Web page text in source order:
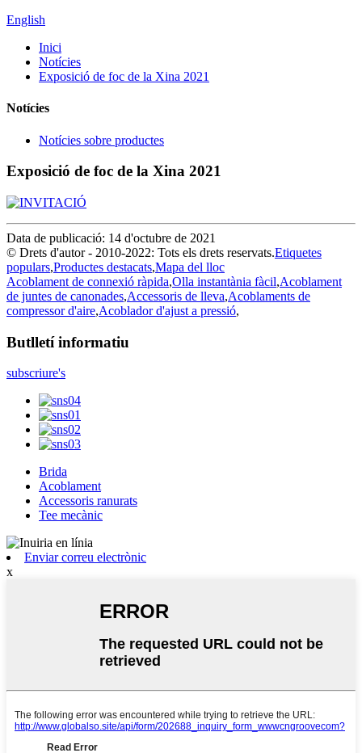
English
Inici
Notícies
Exposició de foc de la Xina 2021
Notícies
Notícies sobre productes
Exposició de foc de la Xina 2021
Data de publicació: 14 d'octubre de 2021
© Drets d'autor - 2010-2022: Tots els drets reservats.Etiquetes
populars,Productes destacats,Mapa del lloc
Acoblament de connexió ràpida,Olla instantània fàcil,Acoblament
de juntes de canonades,Accessoris de lleva,Acoblaments de
compressor d'aire,Acoblador d'ajust a pressió,
Butlletí informatiu
subscriure's
Brida
Acoblament
Accessoris ranurats
Tee mecànic
Enviar correu electrònic
x